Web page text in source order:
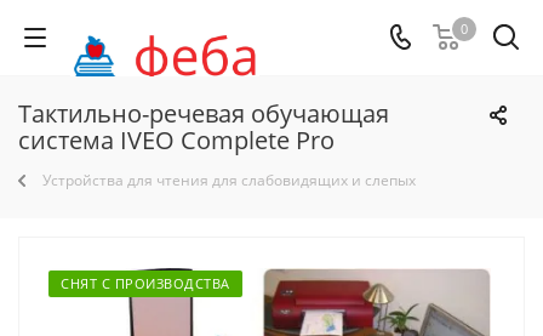
0
Тактильно-речевая обучающая
система IVEO Complete Pro
Устройства для чтения для слабовидящих и слепых
СНЯТ С ПРОИЗВОДСТВА